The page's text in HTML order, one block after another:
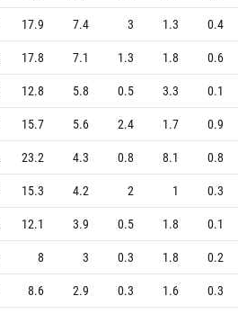
17.9 7.4 3 1.3
0.4
17.8 7.1 1.3 1.8
0.6
12.8 5.8 0.5 3.3
0.1
15.7 5.6 2.4 1.7
0.9
23.2 4.3 0.8 8.1
0.8
15.3 4.2 2 1
0.3
12.1 3.9 0.5 1.8
0.1
8 3 0.3 1.8
0.2
8.6 2.9 0.3 1.6
0.3